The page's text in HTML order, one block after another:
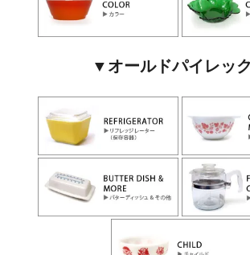
▼オールドパイレッ